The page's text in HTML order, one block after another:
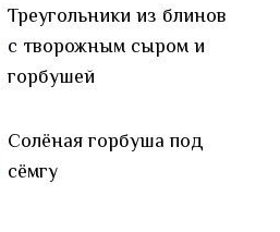
Треугольники из блинов
с творожным сыром и
горбушей
Солёная горбуша под
сёмгу